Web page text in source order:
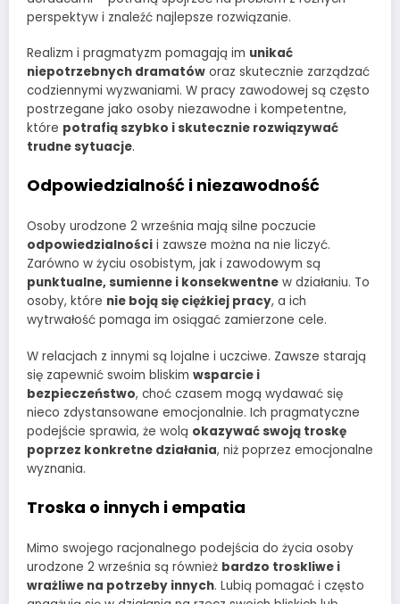
perspektyw i znaleźć najlepsze rozwiązanie.
Realizm i pragmatyzm pomagają im unikać
niepotrzebnych dramatów oraz skutecznie zarządzać
codziennymi wyzwaniami. W pracy zawodowej są często
postrzegane jako osoby niezawodne i kompetentne,
które potrafią szybko i skutecznie rozwiązywać
trudne sytuacje.
Odpowiedzialność i niezawodność
Osoby urodzone 2 września mają silne poczucie
odpowiedzialności i zawsze można na nie liczyć.
Zarówno w życiu osobistym, jak i zawodowym są
punktualne, sumienne i konsekwentne w działaniu. To
osoby, które nie boją się ciężkiej pracy, a ich
wytrwałość pomaga im osiągać zamierzone cele.
W relacjach z innymi są lojalne i uczciwe. Zawsze starają
się zapewnić swoim bliskim wsparcie i
bezpieczeństwo, choć czasem mogą wydawać się
nieco zdystansowane emocjonalnie. Ich pragmatyczne
podejście sprawia, że wolą okazywać swoją troskę
poprzez konkretne działania, niż poprzez emocjonalne
wyznania.
Troska o innych i empatia
Mimo swojego racjonalnego podejścia do życia osoby
urodzone 2 września są również bardzo troskliwe i
wrażliwe na potrzeby innych. Lubią pomagać i często